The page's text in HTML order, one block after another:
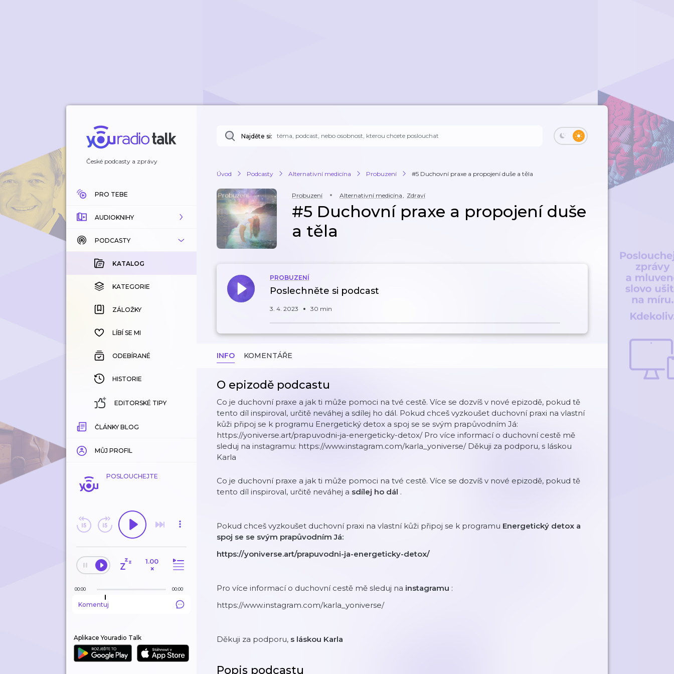
České podcasty a zprávy
PRO TEBE
AUDIOKNIHY
KATALOG
KOUPENÉ
KATEGORIE
ZÁLOŽKY
HISTORIE
PODCASTY
KATALOG
KATEGORIE
ZÁLOŽKY
LÍBÍ SE MI
ODEBÍRANÉ
HISTORIE
EDITORSKÉ TIPY
ČLÁNKY BLOG
MŮJ PROFIL
POSLOUCHEJTE
1.00
×
00:00 00:00
Komentuj
Aplikace Youradio Talk
Najděte si:
Úvod Podcasty Alternativní medicína Probuzení #5 Duchovní praxe a propojení duše a těla
Probuzení Alternativní medicína, Zdraví
#5 Duchovní praxe a propojení duše
a těla
PROBUZENÍ
Poslechněte si podcast
3. 4. 2023 30 min
INFO KOMENTÁŘE
O epizodě podcastu
Co je duchovní praxe a jak ti může pomoci na tvé cestě. Více se dozvíš v nové epizodě, pokud tě
tento díl inspiroval, určitě neváhej a sdílej ho dál. Pokud chceš vyzkoušet duchovní praxi na vlastní
kůži připoj se k programu Energetický detox a spoj se se svým prapůvodním Já:
https://yoniverse.art/prapuvodni-ja-energeticky-detox/ Pro více informací o duchovní cestě mě
sleduj na instagramu: https://www.instagram.com/karla_yoniverse/ Děkuji za podporu, s láskou
Karla
Co je duchovní praxe a jak ti může pomoci na tvé cestě. Více se dozvíš v nové epizodě, pokud tě
tento díl inspiroval, určitě neváhej a sdílej ho dál .
Pokud chceš vyzkoušet duchovní praxi na vlastní kůži připoj se k programu Energetický detox a
spoj se se svým prapůvodním Já:
https://yoniverse.art/prapuvodni-ja-energeticky-detox/
Pro více informací o duchovní cestě mě sleduj na instagramu :
https://www.instagram.com/karla_yoniverse/
Děkuji za podporu, s láskou Karla
Popis podcastu